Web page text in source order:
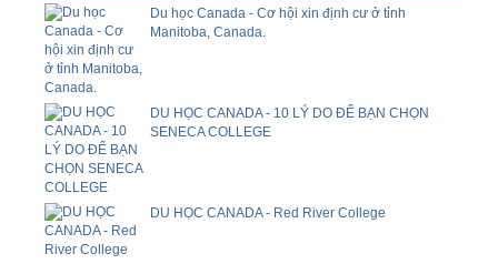
Du học Canada - Cơ hội xin định cư ở tỉnh
Manitoba, Canada.
DU HỌC CANADA - 10 LÝ DO ĐỂ BẠN CHỌN
SENECA COLLEGE
DU HỌC CANADA - Red River College